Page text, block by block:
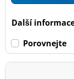
Další
Porovnejte